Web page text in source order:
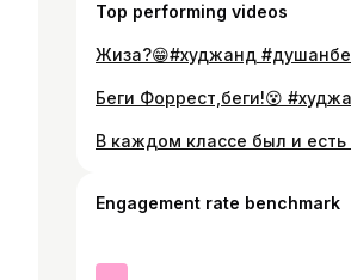
Top performing videos
Engagement rate benchmark